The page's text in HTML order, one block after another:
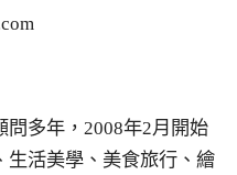
多年，2008年2月開始
生活美學、美食旅行、繪